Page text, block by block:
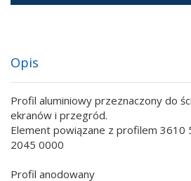
Opis
Profil aluminiowy przeznaczony do
ekranów i przegród.
Element powiązane z profilem 3610
2045 0000
Profil anodowany